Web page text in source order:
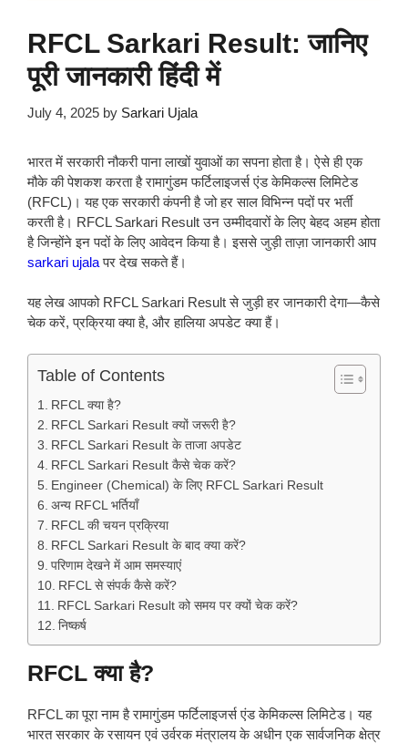
RFCL Sarkari Result: जानिए
पूरी जानकारी हिंदी में
July 4, 2025 by Sarkari Ujala
भारत में सरकारी नौकरी पाना लाखों युवाओं का सपना होता है। ऐसे ही एक
मौके की पेशकश करता है रामागुंडम फर्टिलाइजर्स एंड केमिकल्स लिमिटेड
(RFCL)। यह एक सरकारी कंपनी है जो हर साल विभिन्न पदों पर भर्ती
करती है। RFCL Sarkari Result उन उम्मीदवारों के लिए बेहद अहम होता
है जिन्होंने इन पदों के लिए आवेदन किया है। इससे जुड़ी ताज़ा जानकारी आप
sarkari ujalaपर देख सकते हैं।
यह लेख आपको RFCL Sarkari Result से जुड़ी हर जानकारी देगा—कैसे
चेक करें, प्रक्रिया क्या है, और हालिया अपडेट क्या हैं।
Table of Contents
RFCL क्या है?
RFCL Sarkari Result क्यों जरूरी है?
RFCL Sarkari Result के ताजा अपडेट
RFCL Sarkari Result कैसे चेक करें?
Engineer (Chemical) के लिए RFCL Sarkari Result
अन्य RFCL भर्तियाँ
RFCL की चयन प्रक्रिया
RFCL Sarkari Result के बाद क्या करें?
परिणाम देखने में आम समस्याएं
RFCL से संपर्क कैसे करें?
RFCL Sarkari Result को समय पर क्यों चेक करें?
निष्कर्ष
RFCL क्या है?
RFCL का पूरा नाम है रामागुंडम फर्टिलाइजर्स एंड केमिकल्स लिमिटेड। यह
भारत सरकार के रसायन एवं उर्वरक मंत्रालय के अधीन एक सार्वजनिक क्षेत्र